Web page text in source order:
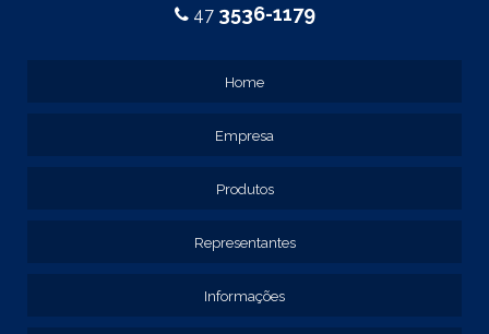
47 3536-1179
Home
Empresa
Produtos
Representantes
Informações